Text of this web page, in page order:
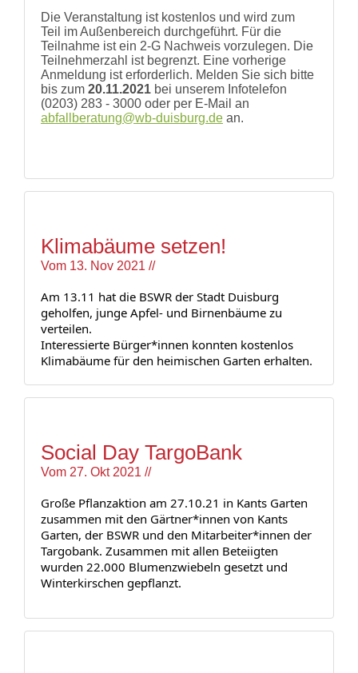
Die Veranstaltung ist kostenlos und wird zum
Teil im Außenbereich durchgeführt. Für die
Teilnahme ist ein 2-G Nachweis vorzulegen. Die
Teilnehmerzahl ist begrenzt. Eine vorherige
Anmeldung ist erforderlich. Melden Sie sich bitte
bis zum 20.11.2021 bei unserem Infotelefon
(0203) 283 - 3000 oder per E-Mail an
abfallberatung@wb-duisburg.de an.
Klimabäume setzen!
Vom 13. Nov 2021 //
Am 13.11 hat die BSWR der Stadt Duisburg
geholfen, junge Apfel- und Birnenbäume zu
verteilen.
Interessierte Bürger*innen konnten kostenlos
Klimabäume für den heimischen Garten erhalten.
Social Day TargoBank
Vom 27. Okt 2021 //
Große Pflanzaktion am 27.10.21 in Kants Garten
zusammen mit den Gärtner*innen von Kants
Garten, der BSWR und den Mitarbeiter*innen der
Targobank. Zusammen mit allen Beteiigten
wurden 22.000 Blumenzwiebeln gesetzt und
Winterkirschen gepflanzt.